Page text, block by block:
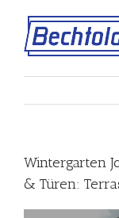
content
Wintergarten
& Türen: